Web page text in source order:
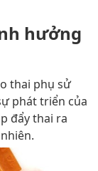
hưởng
thai phụ sử
phát triển của
đẩy thai ra